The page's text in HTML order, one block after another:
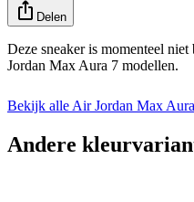
Delen
Deze sneaker is momenteel
Jordan Max Aura 7 modellen.
Bekijk alle Air Jordan Max
Andere